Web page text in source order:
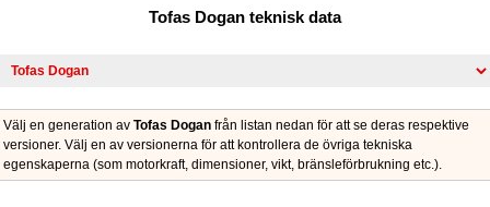
Tofas Dogan teknisk data
Välj en generation av Tofas Dogan från listan nedan för att se deras respektive
versioner. Välj en av versionerna för att kontrollera de övriga tekniska
egenskaperna (som motorkraft, dimensioner, vikt, bränsleförbrukning etc.).